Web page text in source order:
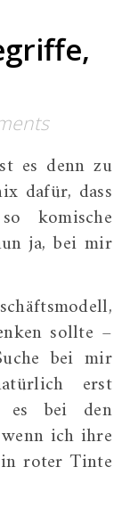
dafür, dass
komische
ja, bei mir
sollte –
bei mir
erst
es bei den
ich ihre
roter Tinte